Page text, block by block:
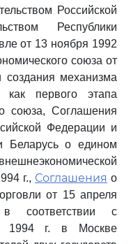
Российской
Республики
от 13 ноября 1992
союза от
создания механизма
как первого этапа
союза, Соглашения
Федерации и
Беларусь о едином
г., Соглашения о
от 15 апреля
соответствии с
1994 г. в Москве